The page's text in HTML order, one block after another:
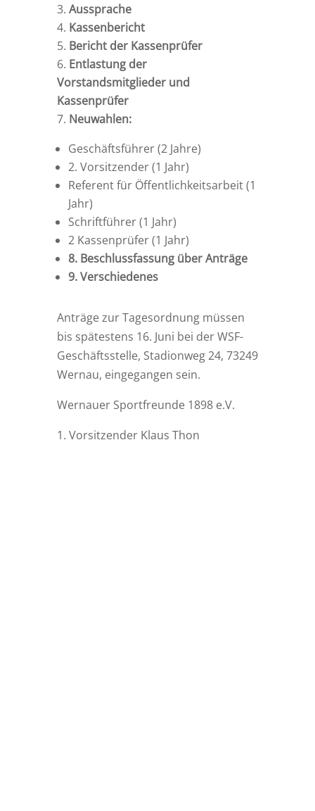
Aussprache
Kassenbericht
Bericht der Kassenprüfer
Entlastung der
Vorstandsmitglieder und
Kassenprüfer
Neuwahlen:
Geschäftsführer (2 Jahre)
2. Vorsitzender (1 Jahr)
Referent für Öffentlichkeitsarbeit (1
Jahr)
Schriftführer (1 Jahr)
2 Kassenprüfer (1 Jahr)
8. Beschlussfassung über Anträge
9. Verschiedenes
Anträge zur Tagesordnung müssen
bis spätestens 16. Juni bei der WSF-
Geschäftsstelle, Stadionweg 24, 73249
Wernau, eingegangen sein.
Wernauer Sportfreunde 1898 e.V.
1. Vorsitzender Klaus Thon